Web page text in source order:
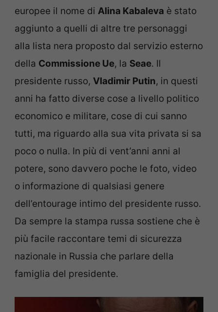
europee il nome di Alina Kabaleva è stato
aggiunto a quelli di altre tre personaggi
alla lista nera proposto dal servizio esterno
della Commissione Ue, la Seae. Il
presidente russo, Vladimir Putin, in questi
anni ha fatto diverse cose a livello politico
economico e militare, cose di cui sanno
tutti, ma riguardo alla sua vita privata si sa
poco o nulla. In più di vent’anni anni al
potere, sono davvero poche le foto, video
o informazione di qualsiasi genere
dell’entourage intimo del presidente russo.
Da sempre la stampa russa sostiene che è
più facile raccontare temi di sicurezza
nazionale in Russia che parlare della
famiglia del presidente.